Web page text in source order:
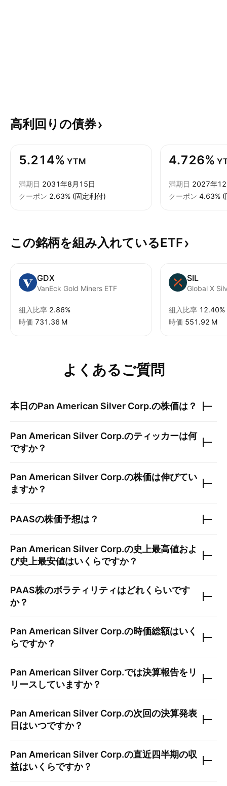
高利回りの債券
5.214% YTM
満期日 2031年8月15日
クーポン 2.63% (固定利付)
4.726%
満期日 2027年
クーポン 4.63% (
この銘柄を組み入れているETF
GDX
VanEck Gold Miners ETF
組入比率 2.86%
時価 ‪731.36 M‬
SIL
Global X
組入比率 12.40%
時価 ‪551.92 M‬
よくあるご質問
本日のPan American Silver Corp.の株価は？
Pan American Silver Corp.のティッカーは何
ですか？
Pan American Silver Corp.の株価は伸びてい
ますか？
PAASの株価予想は？
Pan American Silver Corp.の史上最高値およ
び史上最安値はいくらですか？
PAAS株のボラティリティはどれくらいです
か？
Pan American Silver Corp.の時価総額はいく
らですか？
Pan American Silver Corp.では決算報告をリ
リースしていますか？
Pan American Silver Corp.の次回の決算発表
日はいつですか？
Pan American Silver Corp.の直近四半期の収
益はいくらですか？